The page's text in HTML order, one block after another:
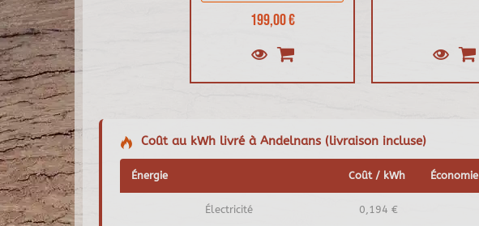
199,00 €
Coût au kWh livré à Andelnans (livraison incluse)
Énergie Coût / kWh Économie
Électricité 0,194 €